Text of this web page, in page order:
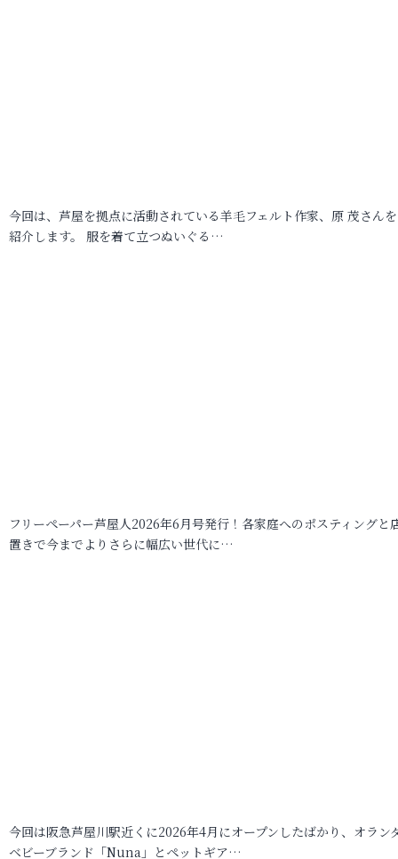
今回は、芦屋を拠点に活動されている羊毛フェルト作家、原 茂さん
紹介します。 服を着て立つぬいぐる…
フリーペーパー芦屋人2026年6月号発行！各家庭へのポスティングと
置きで今までよりさらに幅広い世代に…
今回は阪急芦屋川駅近くに2026年4月にオープンしたばかり、オラン
ベビーブランド「Nuna」とペットギア…